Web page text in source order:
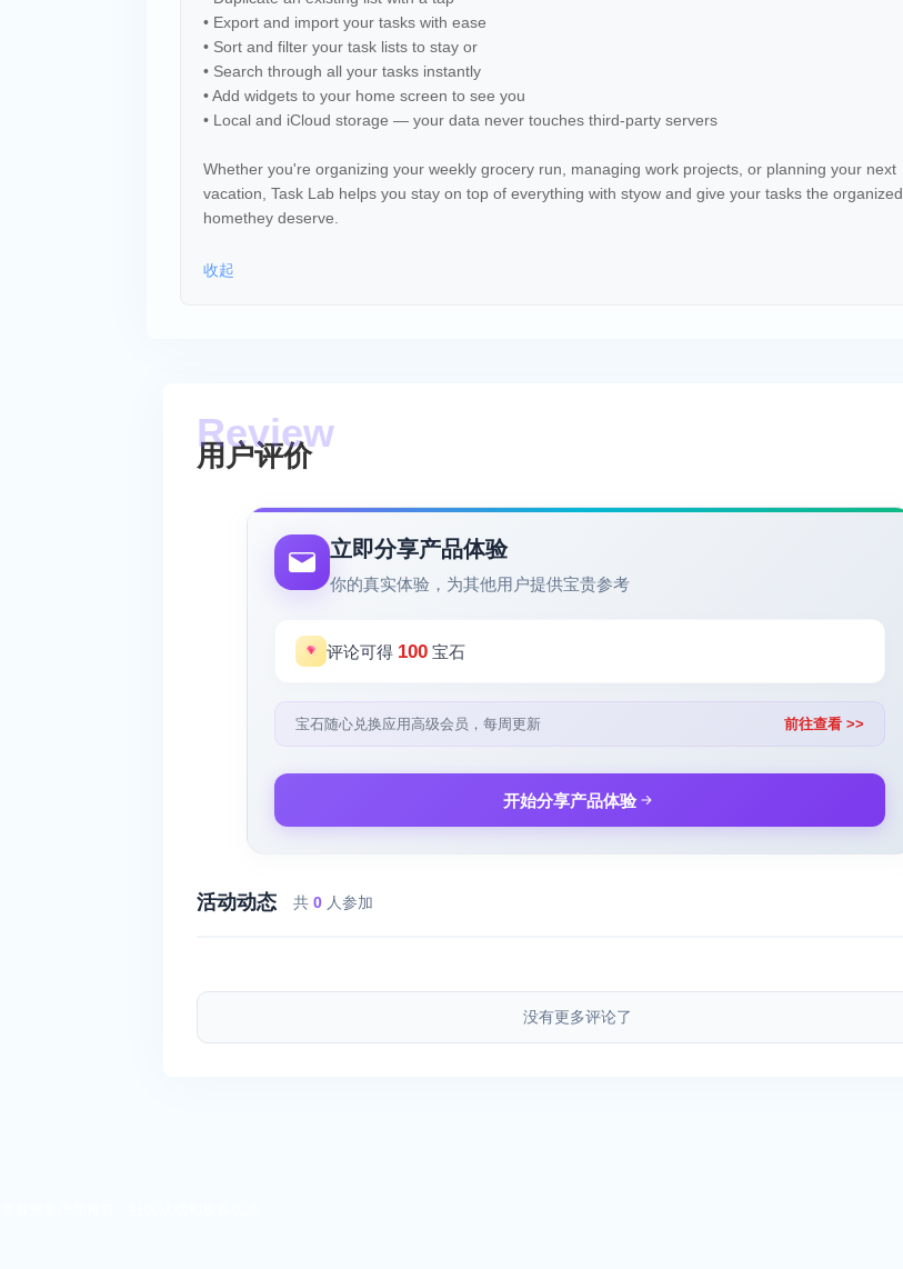
• Export and import your tasks with ease
• Sort and filter your task lists to stay or
• Search through all your tasks instantly
• Add widgets to your home screen to see you
• Local and iCloud storage — your data never touches third-party servers
Whether you're organizing your weekly grocery run, managing work projects, or planning your next
vacation, Task Lab helps you stay on top of everything with styow and give your tasks the organized
homethey deserve.
收起
用户评价
立即分享产品体验
你的真实体验，为其他用户提供宝贵参考
评论可得 100 宝石
宝石随心兑换应用高级会员，每周更新 前往查看 >>
开始分享产品体验
活动动态 共 0 人参加
没有更多评论了